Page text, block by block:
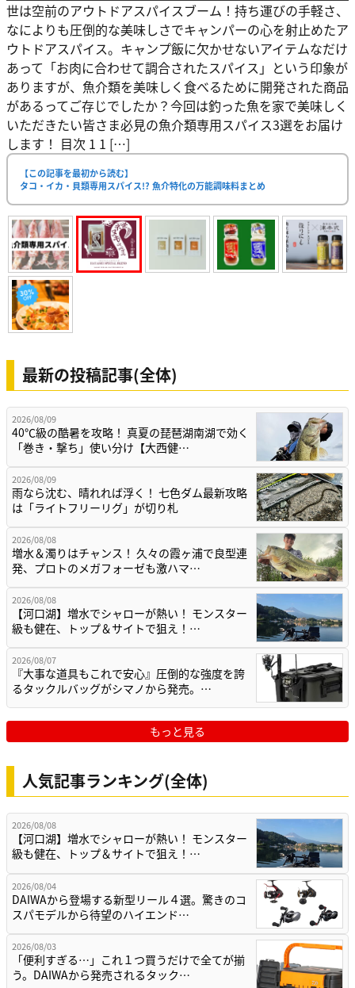
世は空前のアウトドアスパイスブーム！持ち運びの手軽さ、
なによりも圧倒的な美味しさでキャンパーの心を射止めたア
ウトドアスパイス。キャンプ飯に欠かせないアイテムなだけ
あって「お肉に合わせて調合されたスパイス」という印象が
ありますが、魚介類を美味しく食べるために開発された商品
があるってご存じでしたか？今回は釣った魚を家で美味しく
いただきたい皆さま必見の魚介類専用スパイス3選をお届け
します！ 目次 1 1 […]
【この記事を最初から読む】
タコ・イカ・貝類専用スパイス!? 魚介特化の万能調味料まとめ
最新の投稿記事(全体)
2026/08/09
40℃級の酷暑を攻略！ 真夏の琵琶湖南湖で効く
「巻き・撃ち」使い分け【大西健…
2026/08/09
雨なら沈む、晴れれば浮く！ 七色ダム最新攻略
は「ライトフリーリグ」が切り札
2026/08/08
増水＆濁りはチャンス！ 久々の霞ヶ浦で良型連
発、プロトのメガフォーゼも激ハマ…
2026/08/08
【河口湖】増水でシャローが熱い！ モンスター
級も健在、トップ＆サイトで狙え！…
2026/08/07
『大事な道具もこれで安心』圧倒的な強度を誇
るタックルバッグがシマノから発売。…
もっと見る
人気記事ランキング(全体)
2026/08/08
【河口湖】増水でシャローが熱い！ モンスター
級も健在、トップ＆サイトで狙え！…
2026/08/04
DAIWAから登場する新型リール４選。驚きのコ
スパモデルから待望のハイエンド…
2026/08/03
「便利すぎる…」これ１つ買うだけで全てが揃
う。DAIWAから発売されるタック…